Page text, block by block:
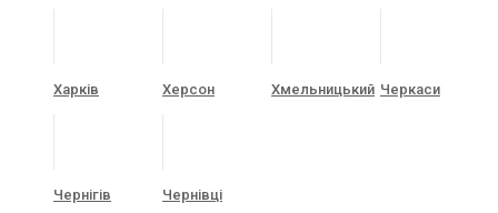
Харків Херсон Хмельницький Черкаси
Чернігів Чернівці